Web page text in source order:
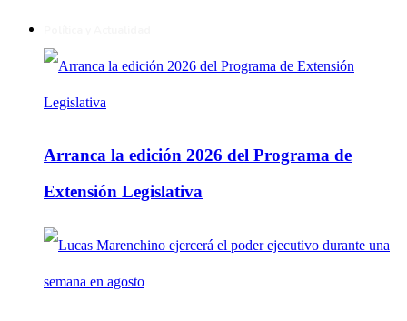
Arranca la edición 2026 del Programa de
Extensión Legislativa